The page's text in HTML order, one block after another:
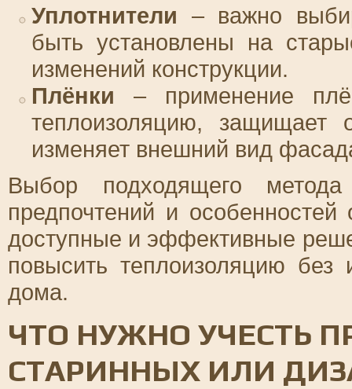
Уплотнители – важно
быть установлены на
изменений конструкции.
Плёнки – применение
теплоизоляцию, защищает
изменяет внешний вид
Выбор подходящего
предпочтений и
доступные и эффективные
повысить теплоизоляцию
дома.
ЧТО НУЖНО УЧЕСТЬ
СТАРИННЫХ ИЛИ